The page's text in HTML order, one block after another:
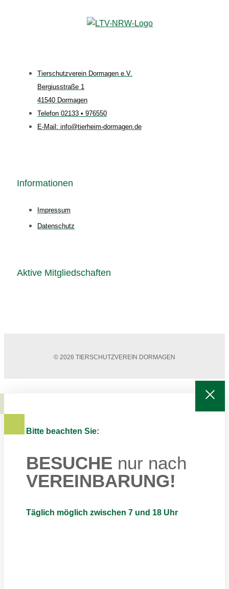
Tierschutzverein Dormagen e.V.
Bergiusstraße 1
41540 Dormagen
Telefon 02133 • 976550
E-Mail: info@tierheim-dormagen.de
Informationen
Impressum
Datenschutz
Aktive Mitgliedschaften
© 2026 TIERSCHUTZVEREIN DORMAGEN
Bitte beachten Sie:
BESUCHE nur nach
VEREINBARUNG!
Täglich möglich zwischen 7 und 18 Uhr